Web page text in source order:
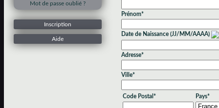
Mot de passe oublié ?
Inscription
Aide
Prénom*
Date de Naissance (JJ/MM/AAAA)
Adresse*
Ville*
Code Postal* Pays*